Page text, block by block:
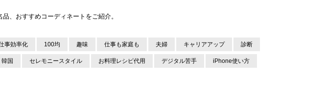
、おすすめコーディネートをご紹介。
事効率化 100均 趣味 仕事も家庭も 夫婦 キャリアアップ 診断
韓国 セレモニースタイル お料理レシピ代用 デジタル苦手 iPhone使い方